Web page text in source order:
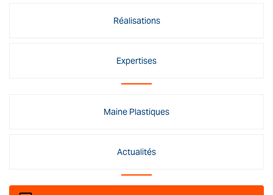
Réalisations
Expertises
Maine Plastiques
Actualités